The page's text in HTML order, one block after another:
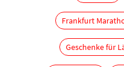
Frankfurt
Geschenke für